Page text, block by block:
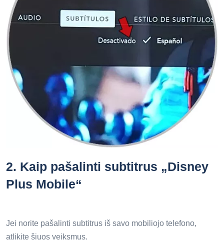
2. Kaip pašalinti subtitrus „Disney
Plus Mobile“
Jei norite pašalinti subtitrus iš savo mobiliojo telefono,
atlikite šiuos veiksmus.